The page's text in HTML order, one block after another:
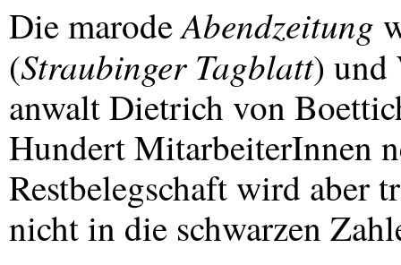
Die marodeAbendzeitung
(Straubinger Tagblatt) und
anwalt Dietrich von
Hundert MitarbeiterInnen
Restbelegschaft wird aber
nicht in die schwarzen